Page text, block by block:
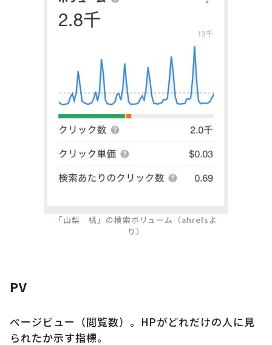
「山梨 桃」の検索ボリューム（ahrefsよ
り）
PV
ページビュー（閲覧数）。HPがどれだけの人に見
られたか示す指標。